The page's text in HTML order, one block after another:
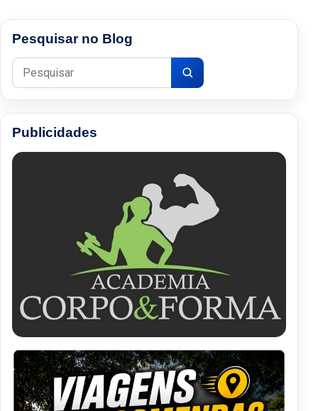
Pesquisar no Blog
Pesquisar por:
Publicidades